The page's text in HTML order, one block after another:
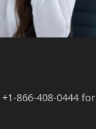
866-408-0444 for